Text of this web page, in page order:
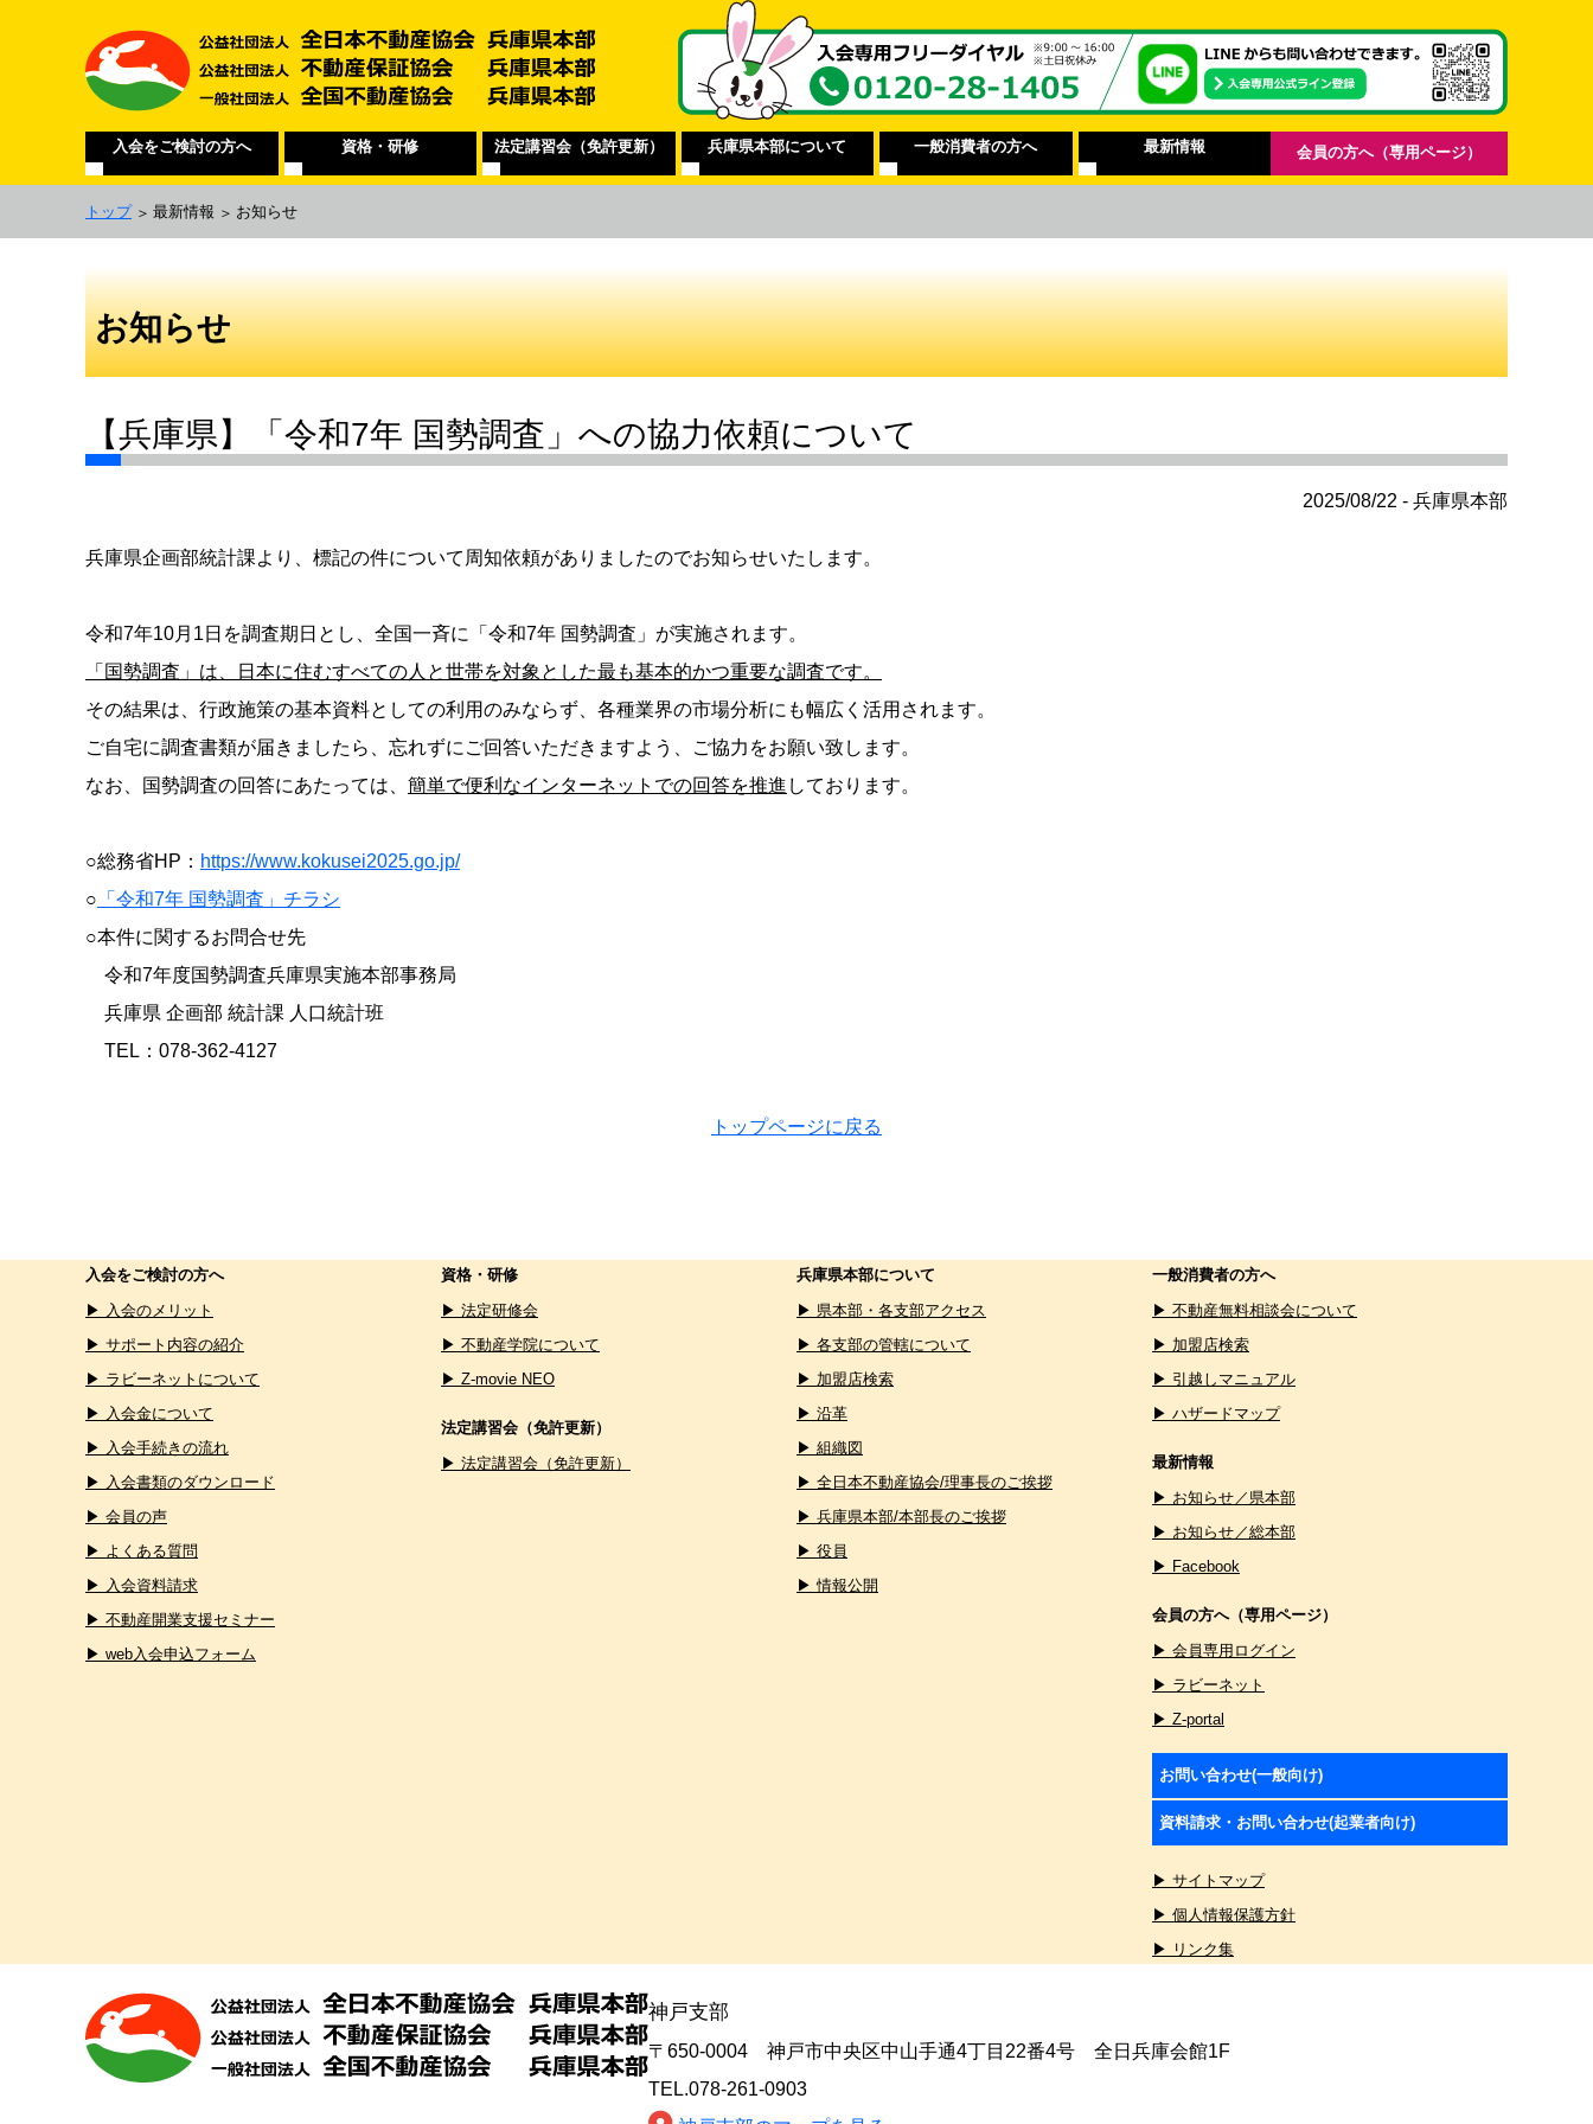
入会をご検討の方へ 資格・研修 法定講習会（免許更新） 兵庫県本部について 一般消費者の方へ 最新情報 会員の方へ（専用ページ）
トップ 最新情報 お知らせ
お知らせ
【兵庫県】「令和7年 国勢調査」への協力依頼について
2025/08/22 - 兵庫県本部
兵庫県企画部統計課より、標記の件について周知依頼がありましたのでお知らせいたします。
令和7年10月1日を調査期日とし、全国一斉に「令和7年 国勢調査」が実施されます。
「国勢調査」は、日本に住むすべての人と世帯を対象とした最も基本的かつ重要な調査です。
その結果は、行政施策の基本資料としての利用のみならず、各種業界の市場分析にも幅広く活用されます。
ご自宅に調査書類が届きましたら、忘れずにご回答いただきますよう、ご協力をお願い致します。
なお、国勢調査の回答にあたっては、 簡単で便利なインターネットでの回答を推進 しております。
○総務省HP： https://www.kokusei2025.go.jp/
○ 「令和7年 国勢調査」チラシ
○本件に関するお問合せ先
令和7年度国勢調査兵庫県実施本部事務局
兵庫県 企画部 統計課 人口統計班
TEL：078-362-4127
トップページに戻る
入会をご検討の方へ
▶ 入会のメリット
▶ サポート内容の紹介
▶ ラビーネットについて
▶ 入会金について
▶ 入会手続きの流れ
▶ 入会書類のダウンロード
▶ 会員の声
▶ よくある質問
▶ 入会資料請求
▶ 不動産開業支援セミナー
▶ web入会申込フォーム
資格・研修
▶ 法定研修会
▶ 不動産学院について
▶ Z-movie NEO
法定講習会（免許更新）
▶ 法定講習会（免許更新）
兵庫県本部について
▶ 県本部・各支部アクセス
▶ 各支部の管轄について
▶ 加盟店検索
▶ 沿革
▶ 組織図
▶ 全日本不動産協会/理事長のご挨拶
▶ 兵庫県本部/本部長のご挨拶
▶ 役員
▶ 情報公開
一般消費者の方へ
▶ 不動産無料相談会について
▶ 加盟店検索
▶ 引越しマニュアル
▶ ハザードマップ
最新情報
▶ お知らせ／県本部
▶ お知らせ／総本部
▶ Facebook
会員の方へ（専用ページ）
▶ 会員専用ログイン
▶ ラビーネット
▶ Z-portal
お問い合わせ(一般向け)
資料請求・お問い合わせ(起業者向け)
▶ サイトマップ
▶ 個人情報保護方針
▶ リンク集
神戸支部
〒650-0004 神戸市中央区中山手通4丁目22番4号 全日兵庫会館1F
TEL.078-261-0903